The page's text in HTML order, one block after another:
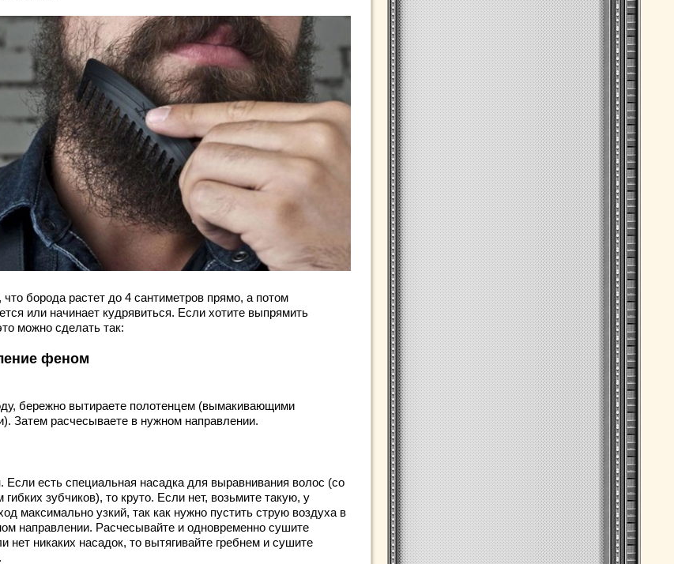
что борода растет до 4 сантиметров прямо, а потом
или начинает кудрявиться. Если хотите выпрямить
можно сделать так:
феном
бережно вытираете полотенцем (вымакивающими
Затем расчесываете в нужном направлении.
Если есть специальная насадка для выравнивания волос (со
гибких зубчиков), то круто. Если нет, возьмите такую, у
максимально узкий, так как нужно пустить струю воздуха в
направлении. Расчесывайте и одновременно сушите
нет никаких насадок, то вытягивайте гребнем и сушите